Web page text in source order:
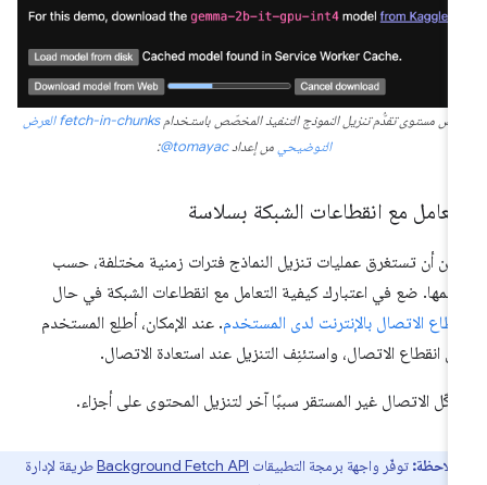
مستوى تقدُّم تنزيل النموذج التنفيذ المخصّص باستخدامfetch-in-chunksالعرض
التوضيحيمن إعداد‎@tomayac
:
مع انقطاعات الشبكة بسلاسة
أن تستغرق عمليات تنزيل النماذج فترات زمنية مختلفة، حسب
ضع في اعتبارك كيفية التعامل مع انقطاعات الشبكة في حال
الاتصال بالإنترنت لدى المستخدم. عند الإمكان، أطلِع المستخدم
انقطاع الاتصال، واستئنِف التنزيل عند استعادة الاتصال.
الاتصال غير المستقر سببًا آخر لتنزيل المحتوى على أجزاء.
ملاحظة:توفّر واجهة برمجة التطبيقاتBackground Fetch APIطريقة لإدارة